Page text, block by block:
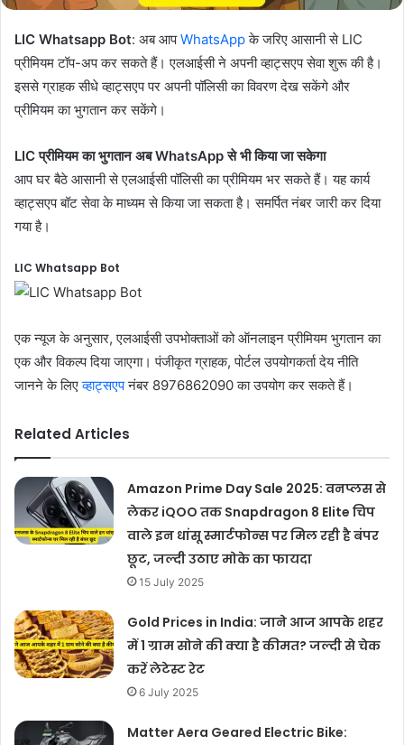
LIC Whatsapp Bot: अब आपWhatsAppके जरिए आसानी से LIC
प्रीमियम टॉप-अप कर सकते हैं। एलआईसी ने अपनी व्हाट्सएप सेवा शुरू की है।
इससे ग्राहक सीधे व्हाट्सएप पर अपनी पॉलिसी का विवरण देख सकेंगे और
प्रीमियम का भुगतान कर सकेंगे।
LIC प्रीमियम का भुगतान अब WhatsApp से भी किया जा सकेगा
आप घर बैठे आसानी से एलआईसी पॉलिसी का प्रीमियम भर सकते हैं। यह कार्य
व्हाट्सएप बॉट सेवा के माध्यम से किया जा सकता है। समर्पित नंबर जारी कर दिया
गया है।
LIC Whatsapp Bot
एक न्यूज के अनुसार, एलआईसी उपभोक्ताओं को ऑनलाइन प्रीमियम भुगतान का
एक और विकल्प दिया जाएगा। पंजीकृत ग्राहक, पोर्टल उपयोगकर्ता देय नीति
जानने के लिएव्हाट्सएपनंबर 8976862090 का उपयोग कर सकते हैं।
Related Articles
Amazon Prime Day Sale 2025: वनप्लस से
लेकर iQOO तक Snapdragon 8 Elite चिप
वाले इन धांसू स्मार्टफोन्स पर मिल रही है बंपर
छूट, जल्दी उठाए मोके का फायदा
15 July 2025
Gold Prices in India: जाने आज आपके शहर
में 1 ग्राम सोने की क्या है कीमत? जल्दी से चेक
करें लेटेस्ट रेट
6 July 2025
Matter Aera Geared Electric Bike: